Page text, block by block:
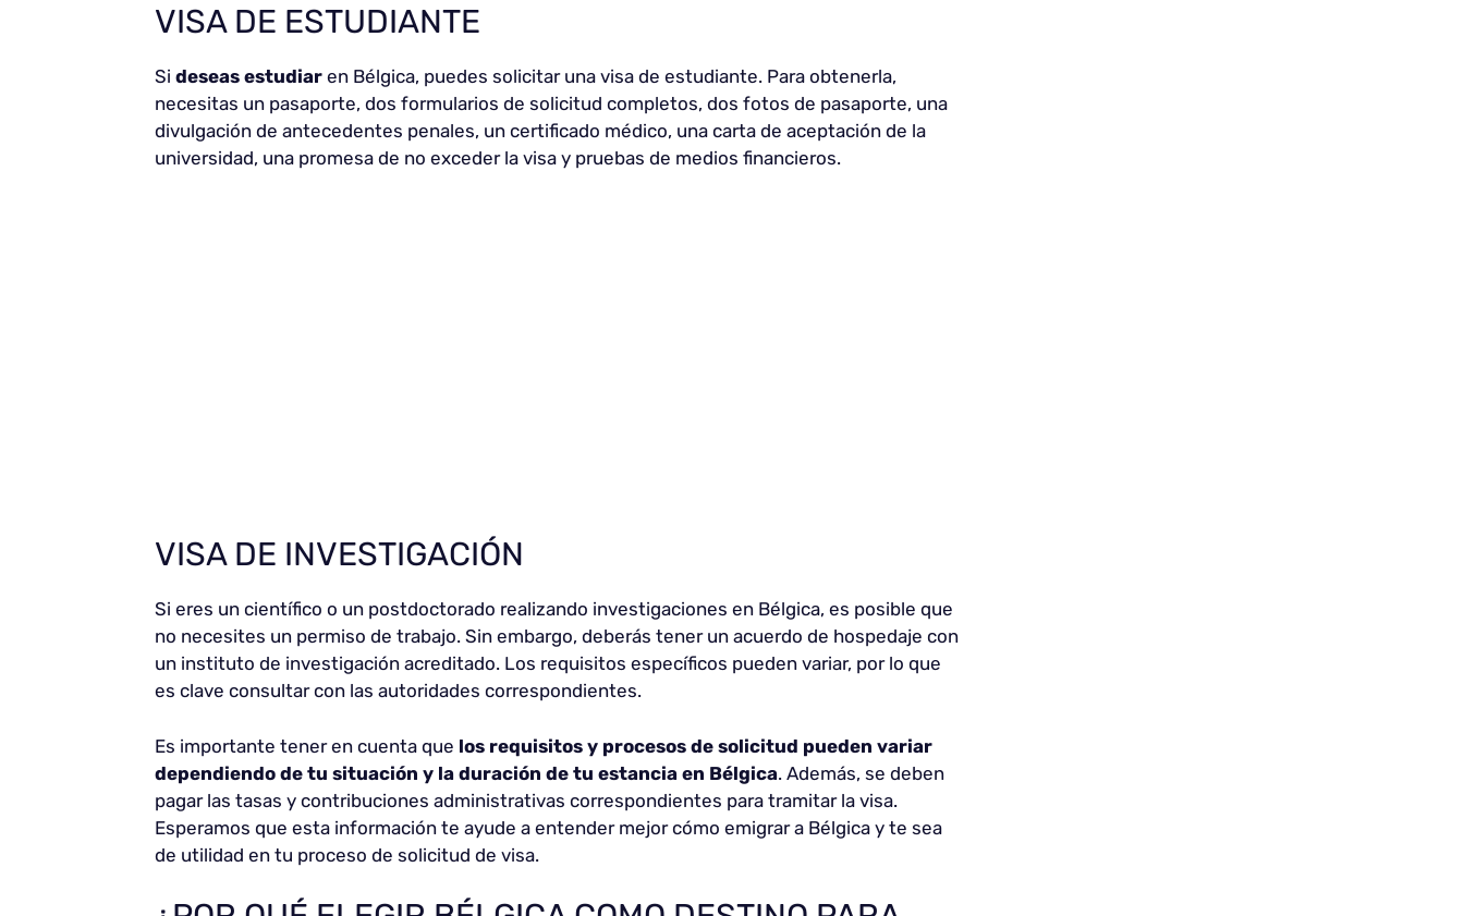
VISA DE ESTUDIANTE
Si deseas estudiar en Bélgica, puedes solicitar una visa de estudiante. Para obtenerla,
necesitas un pasaporte, dos formularios de solicitud completos, dos fotos de pasaporte, una
divulgación de antecedentes penales, un certificado médico, una carta de aceptación de la
universidad, una promesa de no exceder la visa y pruebas de medios financieros.
VISA DE INVESTIGACIÓN
Si eres un científico o un postdoctorado realizando investigaciones en Bélgica, es posible que
no necesites un permiso de trabajo. Sin embargo, deberás tener un acuerdo de hospedaje con
un instituto de investigación acreditado. Los requisitos específicos pueden variar, por lo que
es clave consultar con las autoridades correspondientes.
Es importante tener en cuenta que los requisitos y procesos de solicitud pueden variar
dependiendo de tu situación y la duración de tu estancia en Bélgica. Además, se deben
pagar las tasas y contribuciones administrativas correspondientes para tramitar la visa.
Esperamos que esta información te ayude a entender mejor cómo emigrar a Bélgica y te sea
de utilidad en tu proceso de solicitud de visa.